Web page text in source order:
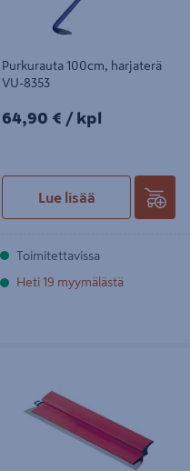
Purkurauta 100cm, harjaterä
VU-8353
64,90€/kpl
64,90 € / kpl
Lue lisää
Toimitettavissa
Heti 19 myymälästä